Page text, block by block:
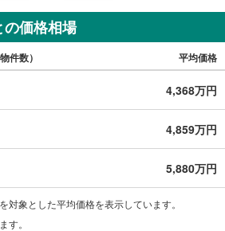
価格相場
件数） 平均価格
4,368万円
4,859万円
5,880万円
対象とした平均価格を表示しています。
す。